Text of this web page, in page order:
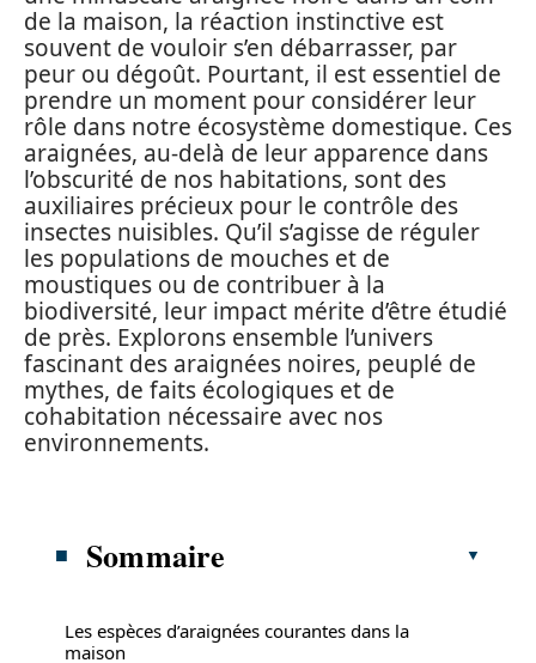
de la maison, la réaction instinctive est
souvent de vouloir s’en débarrasser, par
peur ou dégoût. Pourtant, il est essentiel de
prendre un moment pour considérer leur
rôle dans notre écosystème domestique. Ces
araignées, au-delà de leur apparence dans
l’obscurité de nos habitations, sont des
auxiliaires précieux pour le contrôle des
insectes nuisibles. Qu’il s’agisse de réguler
les populations de mouches et de
moustiques ou de contribuer à la
biodiversité, leur impact mérite d’être étudié
de près. Explorons ensemble l’univers
fascinant des araignées noires, peuplé de
mythes, de faits écologiques et de
cohabitation nécessaire avec nos
environnements.
Sommaire
Les espèces d’araignées courantes dans la
maison